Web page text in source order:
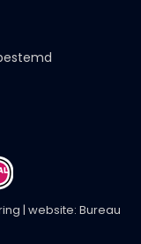
| website: Bureau